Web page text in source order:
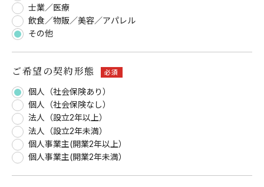
士業／医療
飲食／物販／美容／アパレル
その他
ご希望の契約形態 必須
個人（社会保険あり）
個人（社会保険なし）
法人（設立2年以上）
法人（設立2年未満）
個人事業主(開業2年以上）
個人事業主(開業2年未満）